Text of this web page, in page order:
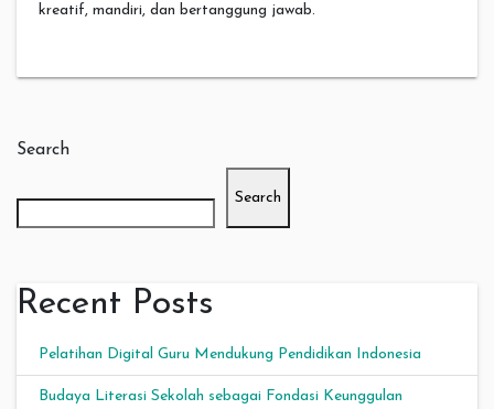
kreatif, mandiri, dan bertanggung jawab.
Search
Search
Recent Posts
Pelatihan Digital Guru Mendukung Pendidikan Indonesia
Budaya Literasi Sekolah sebagai Fondasi Keunggulan